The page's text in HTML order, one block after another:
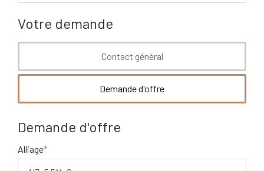
Votre demande
Contact général
Demande d'offre
Demande d'offre
Alliage